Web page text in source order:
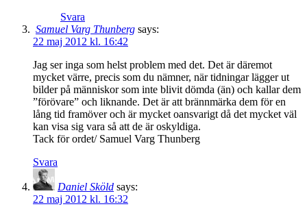
Svara
Samuel Varg Thunberg says:
22 maj 2012 kl. 16:42
Jag ser inga som helst problem med det. Det är däremot
mycket värre, precis som du nämner, när tidningar lägger ut
bilder på människor som inte blivit dömda (än) och kallar dem
”förövare” och liknande. Det är att brännmärka dem för en
lång tid framöver och är mycket oansvarigt då det mycket väl
kan visa sig vara så att de är oskyldiga.
Tack för ordet/ Samuel Varg Thunberg
Svara
Daniel Sköld says:
22 maj 2012 kl. 16:32